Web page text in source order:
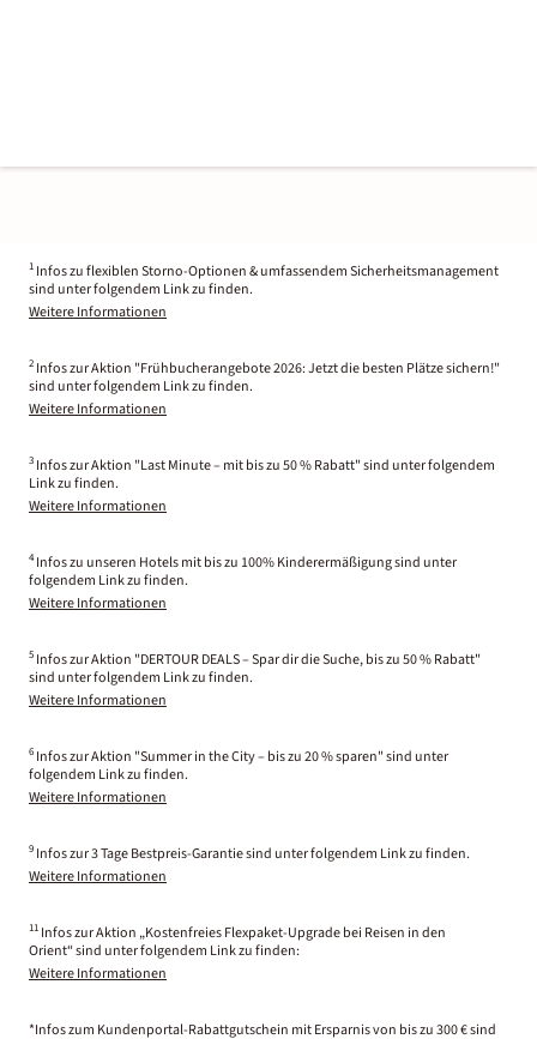
1 Infos zu flexiblen Storno-Optionen & umfassendem Sicherheitsmanagement
sind unter folgendem Link zu finden.
Weitere Informationen
2 Infos zur Aktion "Frühbucherangebote 2026: Jetzt die besten Plätze sichern!"
sind unter folgendem Link zu finden.
Weitere Informationen
3 Infos zur Aktion "Last Minute – mit bis zu 50 % Rabatt" sind unter folgendem
Link zu finden.
Weitere Informationen
4 Infos zu unseren Hotels mit bis zu 100% Kinderermäßigung sind unter
folgendem Link zu finden.
Weitere Informationen
5 Infos zur Aktion "DERTOUR DEALS – Spar dir die Suche, bis zu 50 % Rabatt"
sind unter folgendem Link zu finden.
Weitere Informationen
6 Infos zur Aktion "Summer in the City – bis zu 20 % sparen" sind unter
folgendem Link zu finden.
Weitere Informationen
9 Infos zur 3 Tage Bestpreis-Garantie sind unter folgendem Link zu finden.
Weitere Informationen
11 Infos zur Aktion „Kostenfreies Flexpaket-Upgrade bei Reisen in den
Orient“ sind unter folgendem Link zu finden:
Weitere Informationen
*Infos zum Kundenportal-Rabattgutschein mit Ersparnis von bis zu 300 € sind